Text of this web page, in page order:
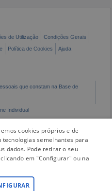
de Utilização
Condições Gerais
Política de Cookies Ajuda
que constam na Base de
Individual
cookies próprios e de
semelhantes para
dados. Pode retirar o seu
em "Configurar" ou na